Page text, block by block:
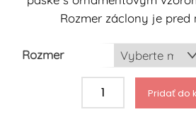
Rozmer záclony je pred
Rozmer
Pridať do